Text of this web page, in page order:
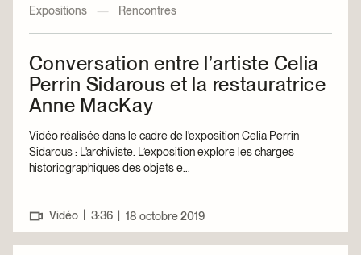
Expositions — Rencontres
Conversation entre l’artiste Celia
Perrin Sidarous et la restauratrice
Anne MacKay
Vidéo réalisée dans le cadre de l'exposition Celia Perrin
Sidarous : L'archiviste. L’exposition explore les charges
historiographiques des objets e...
Vidéo 3:36 18 octobre 2019